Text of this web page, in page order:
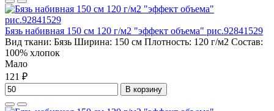
Бязь набивная 150 см 120 г/м2 "эффект объема" рис.92841529
Вид ткани: Бязь Ширина: 150 см Плотность: 120 г/м2 Состав:
100% хлопок
Мало
121 ₽
В корзину